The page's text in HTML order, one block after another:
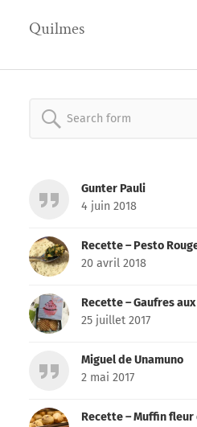
Quilmes
Search
Gunter Pauli
4 juin 2018
Recette – Pesto
20 avril 2018
Recette – Gaufres
25 juillet 2017
Miguel de Unamuno
2 mai 2017
Recette – Muffin